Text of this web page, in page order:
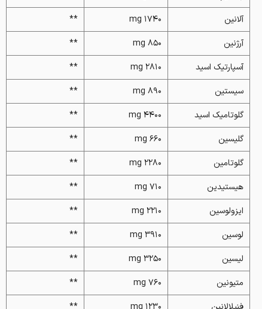
آلانین
1740 mg
**
آرژنین
850 mg
**
آسپارتیک اسید
2810 mg
**
سیستین
890 mg
**
گلوتامیک اسید
4400 mg
**
گلیسین
660 mg
**
گلوتامین
2280 mg
**
هیستیدین
710 mg
**
ایزولوسین
2210 mg
**
لوسین
3910 mg
**
لیسین
3250 mg
**
متیونین
760 mg
**